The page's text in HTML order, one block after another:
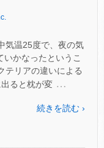
気温25度で、夜の気
かなったというこ
テリアの違いによる
ると枕が変 …
続きを読む ›